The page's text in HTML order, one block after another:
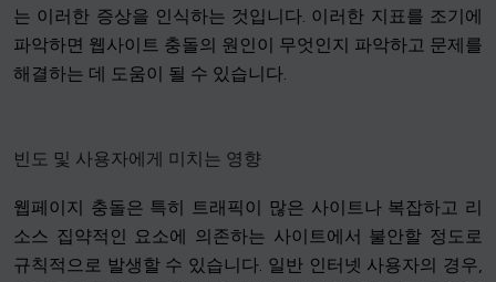
는 이러한 증상을 인식하는 것입니다. 이러한 지표를 조기에
파악하면 웹사이트 충돌의 원인이 무엇인지 파악하고 문제를
해결하는 데 도움이 될 수 있습니다.
빈도 및 사용자에게 미치는 영향
웹페이지 충돌은 특히 트래픽이 많은 사이트나 복잡하고 리
소스 집약적인 요소에 의존하는 사이트에서 불안할 정도로
규칙적으로 발생할 수 있습니다. 일반 인터넷 사용자의 경우,